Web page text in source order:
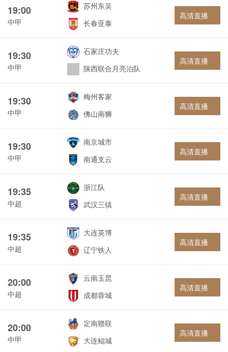
19:00
中甲
苏州东吴
长春亚泰
高清直播
19:30
中甲
石家庄功夫
陕西联合月亮泊队
高清直播
19:30
中甲
梅州客家
佛山南狮
高清直播
19:30
中甲
南京城市
南通支云
高清直播
19:35
中超
浙江队
武汉三镇
高清直播
19:35
中超
大连英博
辽宁铁人
高清直播
20:00
中超
云南玉昆
成都蓉城
高清直播
20:00
中甲
定南赣联
大连鲲城
高清直播